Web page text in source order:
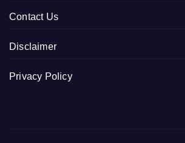
Contact Us
Disclaimer
Privacy Policy